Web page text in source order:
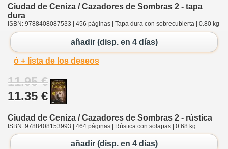
Ciudad de Ceniza / Cazadores de Sombras 2 - tapa
dura
ISBN: 9788408087533 | 456 páginas | Tapa dura con sobrecubierta | 0.80 kg
añadir (disp. en 4 días)
ó + lista de los deseos
11.95 €
11.35 €
Ciudad de Ceniza / Cazadores de Sombras 2 - rústica
ISBN: 9788408153993 | 464 páginas | Rústica con solapas | 0.68 kg
añadir (disp. en 4 días)